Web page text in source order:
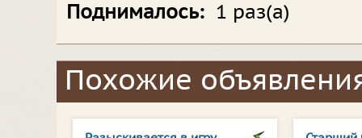
Поднималось: 1 раз(а)
Похожие